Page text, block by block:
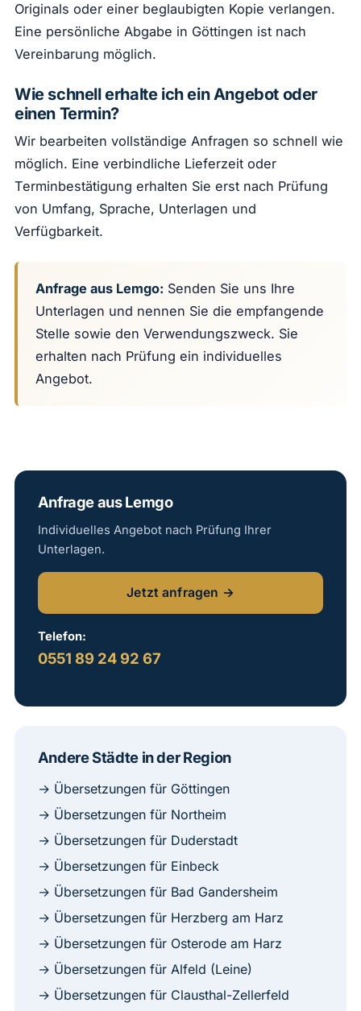
Originals oder einer beglaubigten Kopie verlangen.
Eine persönliche Abgabe in Göttingen ist nach
Vereinbarung möglich.
Wie schnell erhalte ich ein Angebot oder
einen Termin?
Wir bearbeiten vollständige Anfragen so schnell wie
möglich. Eine verbindliche Lieferzeit oder
Terminbestätigung erhalten Sie erst nach Prüfung
von Umfang, Sprache, Unterlagen und
Verfügbarkeit.
Anfrage aus Lemgo: Senden Sie uns Ihre
Unterlagen und nennen Sie die empfangende
Stelle sowie den Verwendungszweck. Sie
erhalten nach Prüfung ein individuelles
Angebot.
Anfrage aus Lemgo
Individuelles Angebot nach Prüfung Ihrer
Unterlagen.
Jetzt anfragen →
Telefon:
0551 89 24 92 67
Andere Städte in der Region
→ Übersetzungen für Göttingen
→ Übersetzungen für Northeim
→ Übersetzungen für Duderstadt
→ Übersetzungen für Einbeck
→ Übersetzungen für Bad Gandersheim
→ Übersetzungen für Herzberg am Harz
→ Übersetzungen für Osterode am Harz
→ Übersetzungen für Alfeld (Leine)
→ Übersetzungen für Clausthal-Zellerfeld